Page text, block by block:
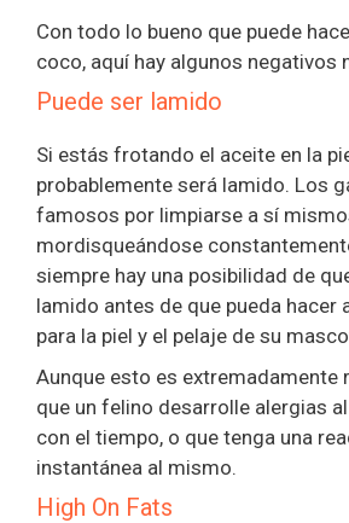
Con todo lo bueno que puede
coco, aquí hay algunos negativos
Puede ser lamido
Si estás frotando el aceite en la
probablemente será lamido. Los
famosos por limpiarse a sí
mordisqueándose
siempre hay una posibilidad de
lamido antes de que pueda hacer
para la piel y el pelaje de su
Aunque esto es extremadamente
que un felino desarrolle alergias
con el tiempo, o que tenga una
instantánea al mismo.
High On Fats